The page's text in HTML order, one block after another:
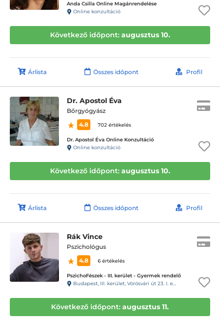
Anda Csilla Online Magánrendelése
Online konzultáció
Következő időpont: augusztus 10.
Árlista Összes időpont Profil
Dr. Apostol Éva
Bőrgyógyász
4.8
702 értékelés
Dr. Apostol Éva Online Konzultáció
Online konzultáció
Következő időpont: augusztus 10.
Árlista Összes időpont Profil
Rák Vince
Pszichológus
4.8
6 értékelés
PszichoFészek - III. kerület - Gyermek rendelő
Budapest, III. kerület, Vörösvári út 23. I. em. 1.
Következő időpont: augusztus 11.